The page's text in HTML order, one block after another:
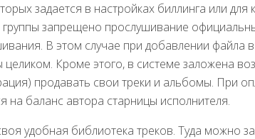
задается в настройках биллинга или для
группы запрещено прослушивание
В этом случае при добавлении файла
Кроме этого, в системе заложена
продавать свои треки и альбомы. При
на баланс автора старницы исполнителя.
удобная библиотека треков. Туда можно